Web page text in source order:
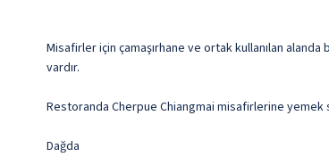
Misafirler için çamaşırhane ve ortak kullanılan
vardır.
Restoranda Cherpue Chiangmai misafirlerine yemek
Dağda